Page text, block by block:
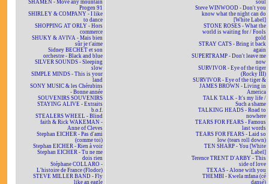
SHAMEN - Move any mountain
Progen 91
SHIRLEY & COMPANY - I like
to dance
SHOPPING AT ORLY - Hors
commerce
SHUKY & AVIVA - Mais bien
sûr je t'aime
Sidney BECHET et son
orchestre - Black and blue
SILVER SOUNDS - Sleeping
slow
SIMPLE MINDS - This is your
land
SONY MUSIC & les Chérubins
- Bonne année
SOUVENIRS SOUVENIRS
STAYING ALIVE - Extraits
b.o.f.
STEALERS WHEEL - Blind
faith & Rick WAKEMAN -
Anne of Cleves
Stephan EICHER - Pas d'ami
(comme toi)
Stephan EICHER - Rien à voir
Stephan EICHER - Tu ne me
dois rien
Stéphane COLLARO -
L'histoire de France (Flodor)
STEVE MILLER BAND - Fly
like an eagle
soul
Steve WINWOOD - Don't you
know what the night can do
[White Label]
STONE ROSES - What the
world is waiting for / Fools
gold
STRAY CATS - Bring it back
again
SUPERTRAMP - Don't leave me
now
SURVIVOR - Eye of the tiger
(Rocky III)
SURVIVOR - Eye of the tiger &
JAMES BROWN - Living in
America
TALK TALK - It's my life /
Such a shame
TALKING HEADS - Road to
nowhere
TEARS FOR FEARS - Famous
last words
TEARS FOR FEARS - Laid so
low (tears roll down)
TEN SHARP - You [White
Label]
Terence TRENT D'ARBY - This
side of love
TEXAS - Alone with you
THEMBI - Kwela mfana (cé
dansé)